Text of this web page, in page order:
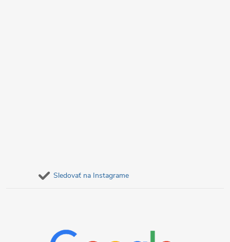
Sledovať na Instagrame